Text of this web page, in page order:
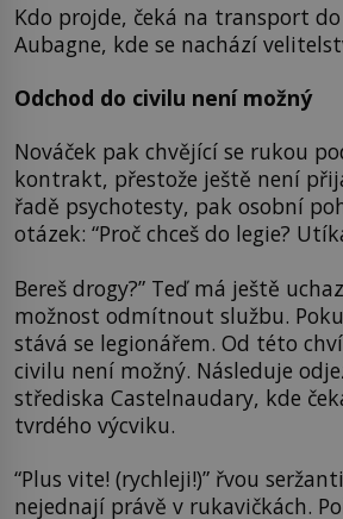
Kdo projde, čeká na transport
Aubagne, kde se nachází
Odchod do civilu není možný
Nováček pak chvějící se rukou
kontrakt, přestože ještě není
řadě psychotesty, pak osobní
otázek: “Proč chceš do legie?
Bereš drogy?” Teď má ještě
možnost odmítnout službu.
stává se legionářem. Od této
civilu není možný. Následuje
střediska Castelnaudary, kde
tvrdého výcviku.
“Plus vite! (rychleji!)” řvou
nejednají právě v rukavičkách.